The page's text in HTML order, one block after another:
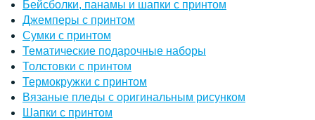
Бейсболки, панамы и шапки с принтом
Джемперы с принтом
Сумки с принтом
Тематические подарочные наборы
Толстовки с принтом
Термокружки с принтом
Вязаные пледы с оригинальным рисунком
Шапки с принтом